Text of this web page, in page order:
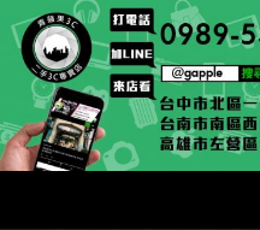
至
內
容